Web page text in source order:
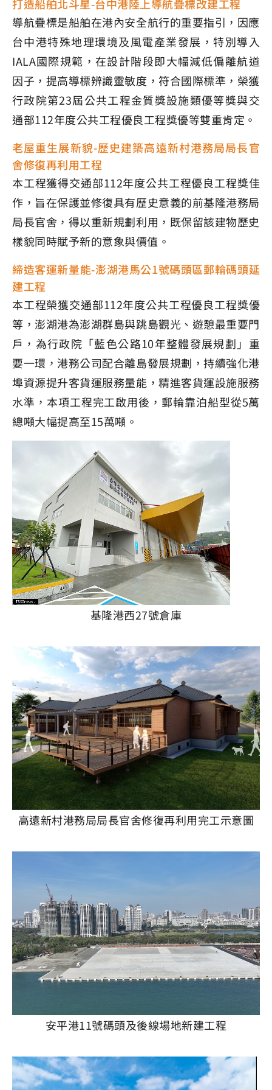
打造船舶北斗星-台中港陸上導航疊標改建工程
導航疊標是船舶在港內安全航行的重要指引，因應
台中港特殊地理環境及風電產業發展，特別導入
IALA國際規範，在設計階段即大幅減低偏離航道
因子，提高導標辨識靈敏度，符合國際標準，榮獲
行政院第23屆公共工程金質獎設施類優等獎與交
通部112年度公共工程優良工程獎優等雙重肯定。
老屋重生展新貌-歷史建築高遠新村港務局局長官
舍修復再利用工程
本工程獲得交通部112年度公共工程優良工程獎佳
作，旨在保護並修復具有歷史意義的前基隆港務局
局長官舍，得以重新規劃利用，既保留該建物歷史
樣貌同時賦予新的意象與價值。
締造客運新量能-澎湖港馬公1號碼頭區郵輪碼頭延
建工程
本工程榮獲交通部112年度公共工程優良工程獎優
等，澎湖港為澎湖群島與跳島觀光、遊憩最重要門
戶，為行政院「藍色公路10年整體發展規劃」重
要一環，港務公司配合離島發展規劃，持續強化港
埠資源提升客貨運服務量能，精進客貨運設施服務
水準，本項工程完工啟用後，郵輪靠泊船型從5萬
總噸大幅提高至15萬噸。
基隆港西27號倉庫
高遠新村港務局局長官舍修復再利用完工示意圖
安平港11號碼頭及後線場地新建工程